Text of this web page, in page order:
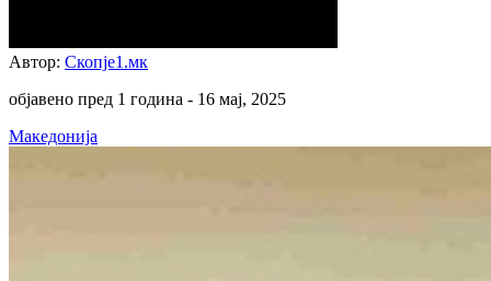
Автор: Скопје1.мк
објавено пред 1 година - 16 мај, 2025
Македонија